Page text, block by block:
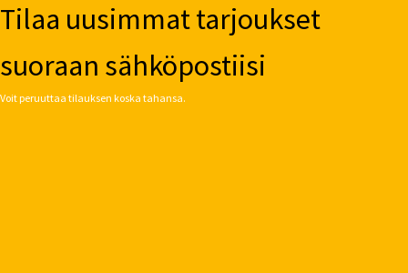
Tilaa uusimmat tarjoukset
suoraan sähköpostiisi
Voit peruuttaa tilauksen koska tahansa.